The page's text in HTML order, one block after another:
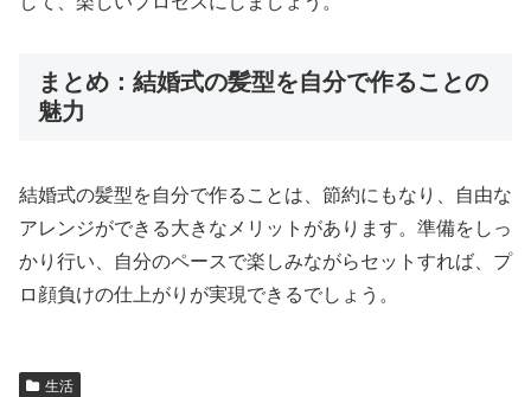
まとめ：結婚式の髪型を自分で作ることの
魅力
結婚式の髪型を自分で作ることは、節約にもなり、自由な
アレンジができる大きなメリットがあります。準備をしっ
かり行い、自分のペースで楽しみながらセットすれば、プ
ロ顔負けの仕上がりが実現できるでしょう。
生活